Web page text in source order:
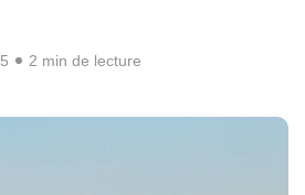
2 min de lecture